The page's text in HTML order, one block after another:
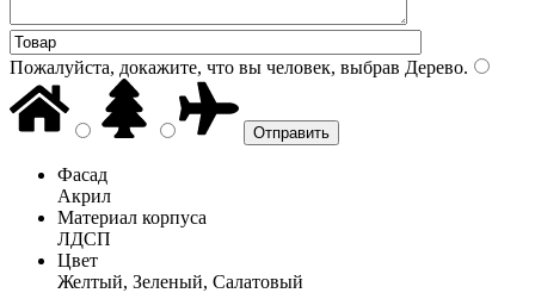
Пожалуйста, докажите, что вы человек, выбрав Дерево.
Фасад
Акрил
Материал корпуса
ЛДСП
Цвет
Желтый, Зеленый, Салатовый